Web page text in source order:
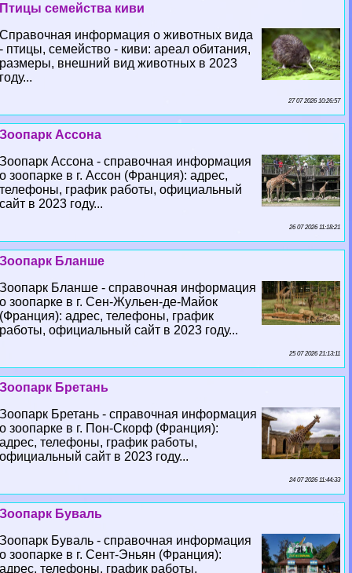
Птицы семейства киви
Справочная информация о животных вида
- птицы, семейство - киви: ареал обитания,
размеры, внешний вид животных в 2023
году...
27 07 2026 10:26:57
Зоопарк Ассона
Зоопарк Ассона - справочная информация
о зоопарке в г. Ассон (Франция): адрес,
телефоны, график работы, официальный
сайт в 2023 году...
26 07 2026 11:18:21
Зоопарк Бланше
Зоопарк Бланше - справочная информация
о зоопарке в г. Сен-Жульен-де-Майок
(Франция): адрес, телефоны, график
работы, официальный сайт в 2023 году...
25 07 2026 21:13:11
Зоопарк Бретань
Зоопарк Бретань - справочная информация
о зоопарке в г. Пон-Скорф (Франция):
адрес, телефоны, график работы,
официальный сайт в 2023 году...
24 07 2026 11:44:33
Зоопарк Буваль
Зоопарк Буваль - справочная информация
о зоопарке в г. Сент-Эньян (Франция):
адрес, телефоны, график работы,